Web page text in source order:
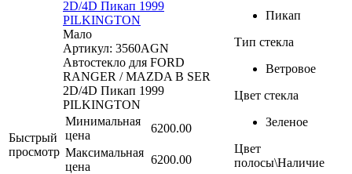
Быстрый
просмотр
2D/4D Пикап 1999
PILKINGTON
Мало
Артикул: 3560AGN
Автостекло для FORD
RANGER / MAZDA B SER
2D/4D Пикап 1999
PILKINGTON
Минимальная
цена
6200.00
Максимальная
цена
6200.00
Пикап
Тип стекла
Ветровое
Цвет стекла
Зеленое
Цвет
полосы\Наличие